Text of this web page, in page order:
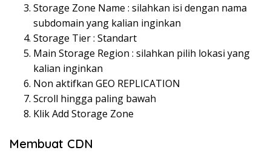
Storage Zone Name : silahkan isi dengan nama
subdomain yang kalian inginkan
Storage Tier : Standart
Main Storage Region : silahkan pilih lokasi yang
kalian inginkan
Non aktifkan GEO REPLICATION
Scroll hingga paling bawah
Klik Add Storage Zone
Membuat CDN